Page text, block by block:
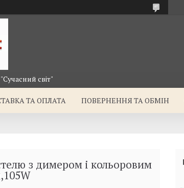
світ"
ТА ОПЛАТА ПОВЕРНЕННЯ ТА ОБМІН
з димером і кольоровим